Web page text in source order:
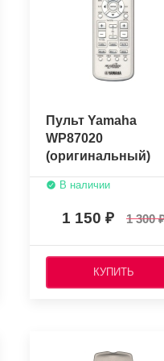
Пульт Yamaha
WP87020
(оригинальный)
В наличии
1 150 1 300
КУПИТЬ